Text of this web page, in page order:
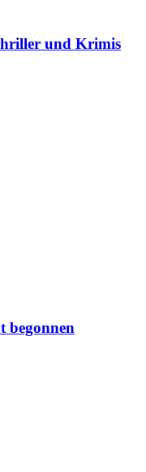
und Krimis
begonnen